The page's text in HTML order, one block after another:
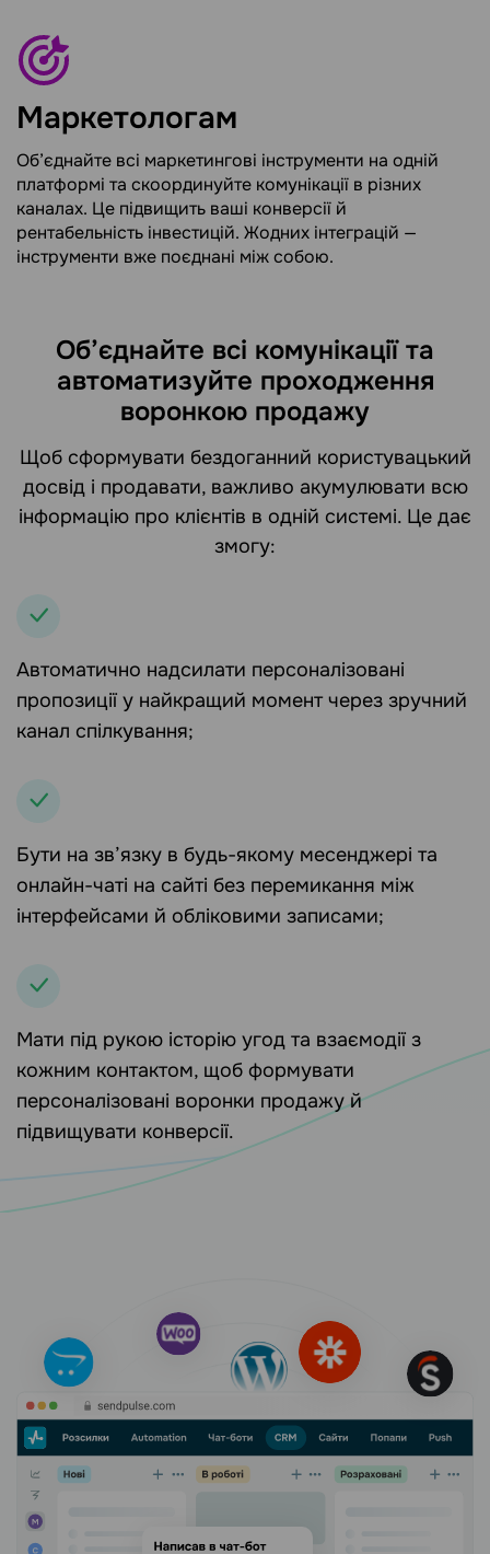
Маркетологам
Об’єднайте всі маркетингові інструменти на одній
платформі та скоординуйте комунікації в різних
каналах. Це підвищить ваші конверсії й
рентабельність інвестицій. Жодних інтеграцій —
інструменти вже поєднані між собою.
Об’єднайте всі комунікації та
автоматизуйте проходження
воронкою продажу
Щоб сформувати бездоганний користувацький
досвід і продавати, важливо акумулювати всю
інформацію про клієнтів в одній системі. Це дає
змогу:
Автоматично надсилати персоналізовані
пропозиції у найкращий момент через зручний
канал спілкування;
Бути на зв’язку в будь-якому месенджері та
онлайн-чаті на сайті без перемикання між
інтерфейсами й обліковими записами;
Мати під рукою історію угод та взаємодії з
кожним контактом, щоб формувати
персоналізовані воронки продажу й
підвищувати конверсії.